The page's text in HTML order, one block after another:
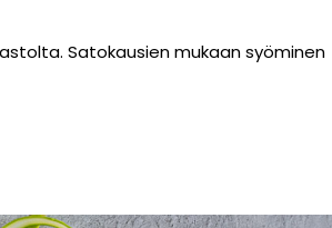
Satokausien mukaan syöminen